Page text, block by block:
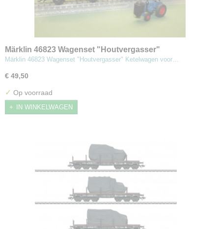
Märklin 46823 Wagenset "Houtvergasser"
Märklin 46823 Wagenset "Houtvergasser" Ketelwagen voor…
€ 49,50
✓ Op voorraad
IN WINKELWAGEN